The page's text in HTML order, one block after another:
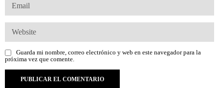
Guarda mi nombre, correo electrónico y web en este navegador para la
próxima vez que comente.